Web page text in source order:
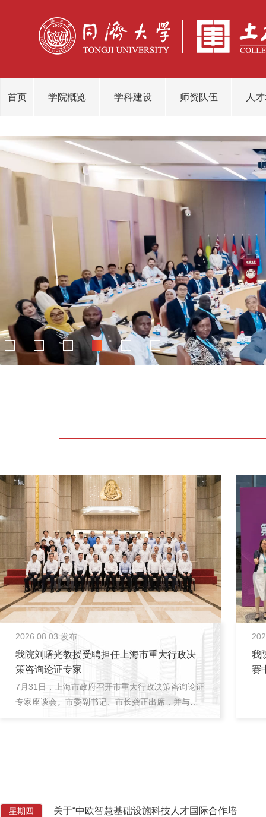
首页 学院概览 学科建设 师资队伍 人
2026.08.03 发布
我院刘曙光教授受聘担任上海市重大行政决
策咨询论证专家
7月31日，上海市政府召开市重大行政决策咨询论证
专家座谈会。市委副书记、市长龚正出席，并与第
我
赛
星期四
关于“中欧智慧基础设施科技人才国际合作培